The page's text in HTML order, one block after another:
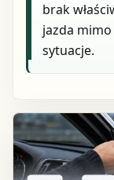
brak
jazda
sytuacje.